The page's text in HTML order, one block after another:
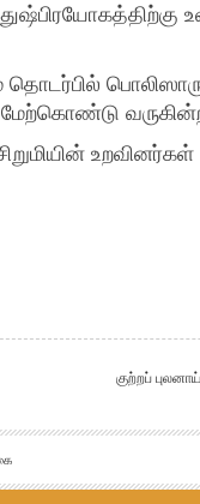
உறவினர்கள்
குற்றப்